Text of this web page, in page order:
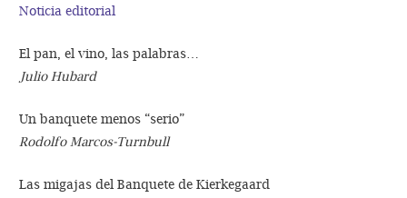
Noticia editorial
El pan, el vino, las palabras…
Julio Hubard
Un banquete menos “serio”
Rodolfo Marcos-Turnbull
Las migajas del Banquete de Kierkegaard